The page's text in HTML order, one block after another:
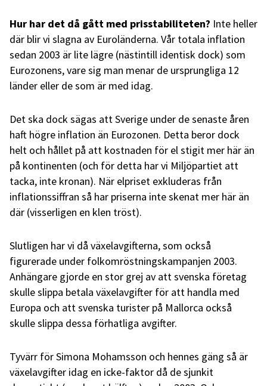
Hur har det då gått med prisstabiliteten? Inte heller
där blir vi slagna av Euroländerna. Vår totala inflation
sedan 2003 är lite lägre (nästintill identisk dock) som
Eurozonens, vare sig man menar de ursprungliga 12
länder eller de som är med idag.
Det ska dock sägas att Sverige under de senaste åren
haft högre inflation än Eurozonen. Detta beror dock
helt och hållet på att kostnaden för el stigit mer här än
på kontinenten (och för detta har vi Miljöpartiet att
tacka, inte kronan). När elpriset exkluderas från
inflationssiffran så har priserna inte skenat mer här än
där (visserligen en klen tröst).
Slutligen har vi då växelavgifterna, som också
figurerade under folkomröstningskampanjen 2003.
Anhängare gjorde en stor grej av att svenska företag
skulle slippa betala växelavgifter för att handla med
Europa och att svenska turister på Mallorca också
skulle slippa dessa förhatliga avgifter.
Tyvärr för Simona Mohamsson och hennes gäng så är
växelavgifter idag en icke-faktor då de sjunkit